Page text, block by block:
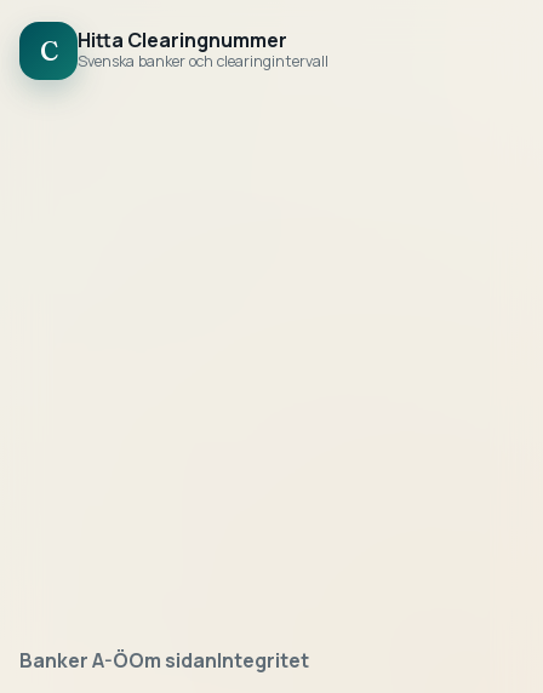
C Hitta Clearingnummer
Svenska banker och clearingintervall
Banker A-ÖOm sidanIntegritet